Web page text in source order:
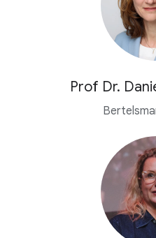
Prof Dr.